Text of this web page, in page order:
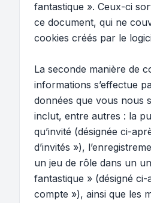
fantastique ». Ceux-ci
ce document, qui ne
cookies créés par le
La seconde manière de
informations s’effectue
données que vous nous
inclut, entre autres : la
qu’invité (désignée ci-
d’invités »),
un jeu de rôle dans un
fantastique » (désigné
compte »), ainsi que les